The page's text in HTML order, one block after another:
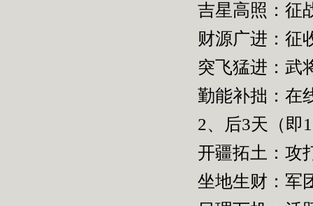
吉星高照：征
财源广进：征
突飞猛进：武
勤能补拙：在
2、后3天（即
开疆拓土：攻
坐地生财：军